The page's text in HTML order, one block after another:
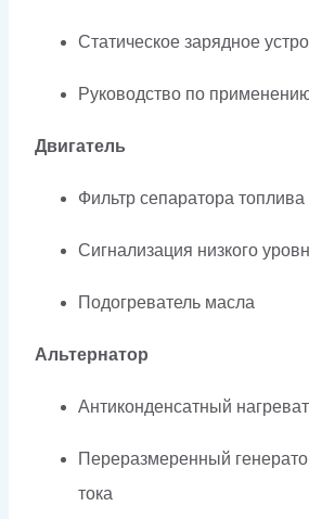
Статическое зарядное
Руководство по
Двигатель
Фильтр сепаратора
Сигнализация низкого
Подогреватель масла
Альтернатор
Антиконденсатный
Переразмеренный
тока